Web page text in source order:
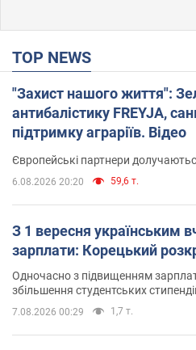
TOP NEWS
"Захист нашого життя":
антибалістику FREYJA,
підтримку аграріїв. Відео
Європейські партнери
6.08.2026 20:20 59,6 т.
З 1 вересня українським
зарплати: Корецький
Одночасно з підвищенням
збільшення студентських
7.08.2026 00:29 1,7 т.